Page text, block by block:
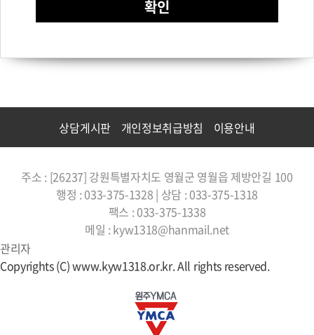
상담게시판 개인정보취급방침 이용안내
주소 : [26237] 강원특별자치도 영월군 영월읍 제방안길 100
행정 : 033-375-1328 | 상담 : 033-375-1318
팩스 : 033-375-1338
메일 : kyw1318@hanmail.net
관리자
Copyrights (C) www.kyw1318.or.kr. All rights reserved.